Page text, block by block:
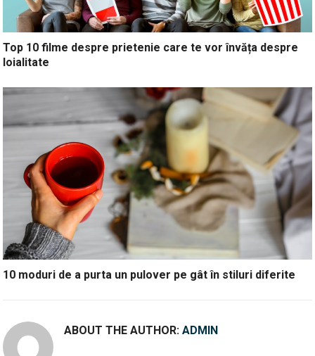
Top 10 filme despre prietenie care te vor învăța despre
loialitate
10 moduri de a purta un pulover pe gât în stiluri diferite
ABOUT THE AUTHOR:ADMIN